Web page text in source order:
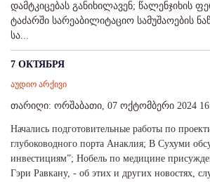
დამტკიცებას განიხილავენ; წალენჯიხის
ტაძარში სარეაბილიტაციო სამუშაოების
სა...
7 ОКТЯБРЯ
აუდიო არქივი
თარიღი: ორშაბათი, 07 ოქტომბერი 2024
Начались подготовительные работы по
глубоководного порта Анаклия; В Сухуми
инвестициям”; Нобель по медицине
Гэри Равкану, - об этих и других новостях,